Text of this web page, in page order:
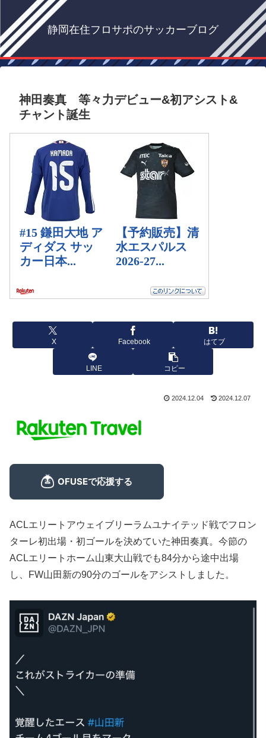
静岡在住フロサポのサッカーブログ
神田奏真 等々力デビュー&初アシスト&
チャント誕生
X Facebook はてブ
LINE コピー
2024.12.04 2024.12.07
ACLエリートアウェイブリーラムユナイテッド戦でフロン
ターレ初出場・初ゴールを決めていた神田奏真。今節の
ACLエリートホーム山東大山戦でも84分から途中出場
し、FW山田新の90分のゴールをアシストしました。